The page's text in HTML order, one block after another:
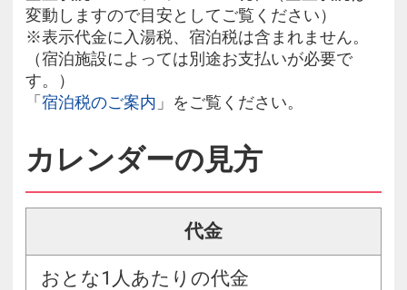
変動しますので目安としてご覧ください）
※表示代金に入湯税、宿泊税は含まれません。
（宿泊施設によっては別途お支払いが必要で
す。）
「 宿泊税のご案内 」をご覧ください。
カレンダーの見方
代金
おとな1人あたりの代金